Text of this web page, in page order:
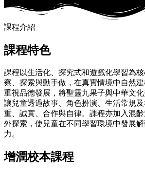
課程介紹
課程特色​
課程以生活化、探究式和遊戲化學習為
察、探索與動手做，在真實情境中自然
重視品德發展，將聖靈九果子與中華文化
讓兒童透過故事、角色扮演、生活常規
重、誠實、合作與自律。課程亦加入混
外探索，使兒童在不同學習環境中發展
力。
增潤校本課程